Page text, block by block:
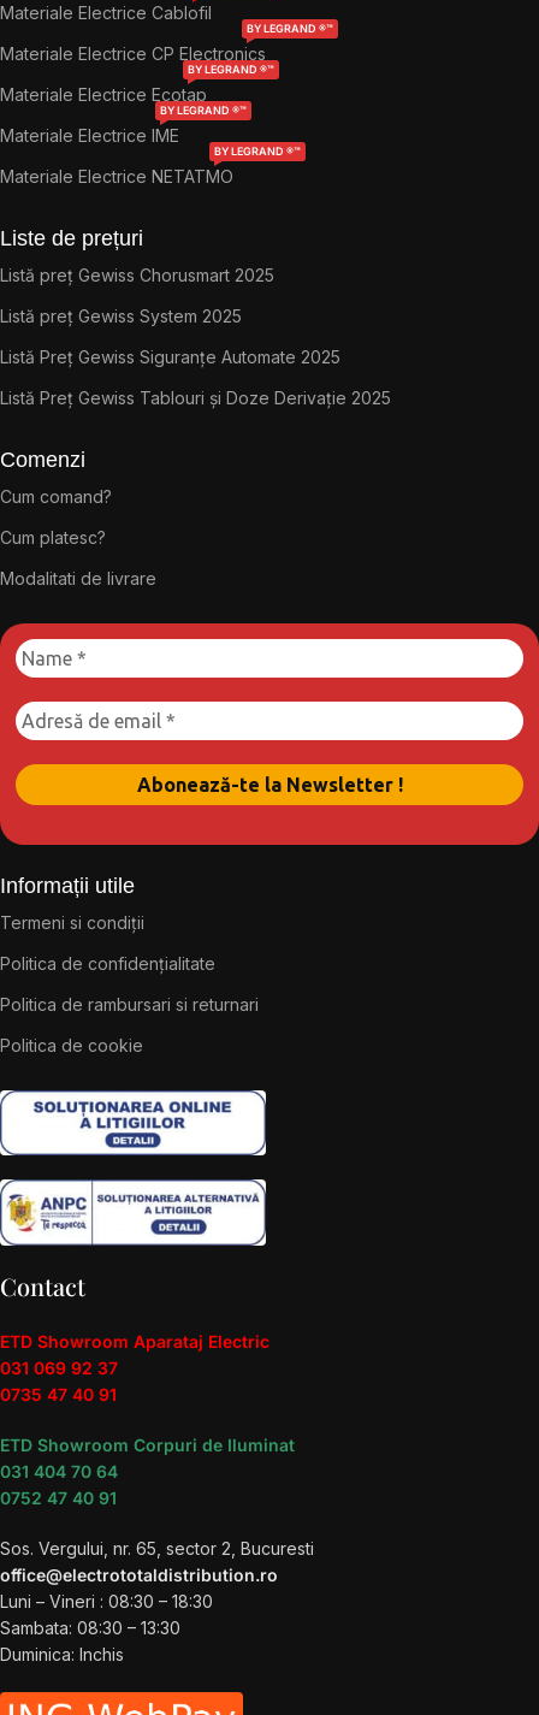
Materiale Electrice Cablofil
Materiale Electrice CP Electronics
BY LEGRAND ®™
Materiale Electrice Ecotap
BY LEGRAND ®™
Materiale Electrice IME
BY LEGRAND ®™
Materiale Electrice NETATMO
BY LEGRAND ®™
Liste de prețuri
Listă preț Gewiss Chorusmart 2025
Listă preț Gewiss System 2025
Listă Preț Gewiss Siguranțe Automate 2025
Listă Preț Gewiss Tablouri și Doze Derivație 2025
Comenzi
Cum comand?
Cum platesc?
Modalitati de livrare
Informații utile
Termeni si condiții
Politica de confidențialitate
Politica de rambursari si returnari
Politica de cookie
Contact
ETD Showroom Aparataj Electric
031 069 92 37
0735 47 40 91
ETD Showroom Corpuri de Iluminat
031 404 70 64
0752 47 40 91
Sos. Vergului, nr. 65, sector 2, Bucuresti
office@electrototaldistribution.ro
Luni – Vineri : 08:30 – 18:30
Sambata: 08:30 – 13:30
Duminica: Inchis